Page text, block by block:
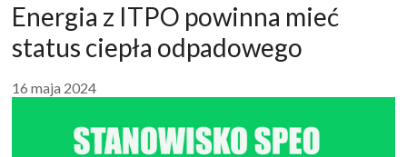
Energia z ITPO powinna mieć
status ciepła odpadowego
16 maja 2024